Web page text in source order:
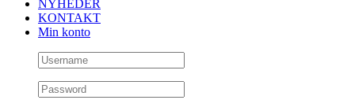
NYHEDER
KONTAKT
Min konto